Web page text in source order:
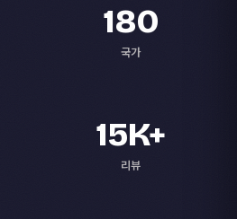
180
국가
15K+
리뷰